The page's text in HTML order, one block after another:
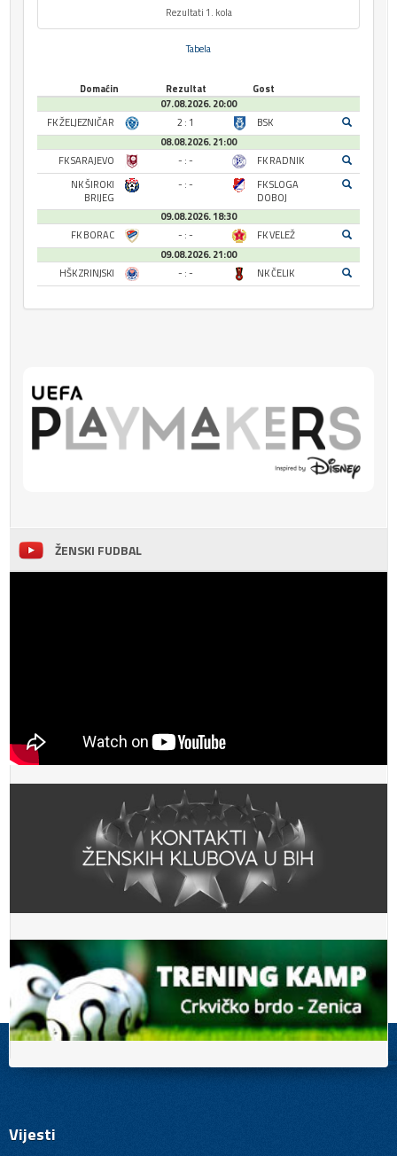
Rezultati 1. kola
Tabela
Domaćin Rezultat
Gost
07.08.2026. 20:00
FK ŽELJEZNIČAR
2 : 1
BSK
08.08.2026. 21:00
FK SARAJEVO
- : -
FK RADNIK
NK ŠIROKI
BRIJEG
- : -
FK SLOGA
DOBOJ
09.08.2026. 18:30
FK BORAC
- : -
FK VELEŽ
09.08.2026. 21:00
HŠK ZRINJSKI
- : - NK ČELIK
ŽENSKI FUDBAL
Vijesti